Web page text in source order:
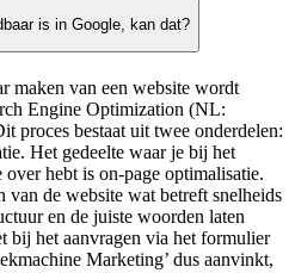
is in Google, kan dat?
maken van een website wordt
Engine Optimization (NL:
proces bestaat uit twee onderdelen:
Het gedeelte waar je bij het
hebt is on-page optimalisatie.
van de website wat betreft snelheids
en de juiste woorden laten
bij het aanvragen via het formulier
Marketing’ dus aanvinkt,